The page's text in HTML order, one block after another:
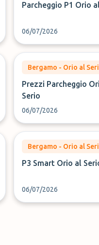
Parcheggio P1 Orio
06/07/2026
Bergamo - Orio al
Prezzi Parcheggio
Serio
06/07/2026
Bergamo - Orio al
P3 Smart Orio al
06/07/2026